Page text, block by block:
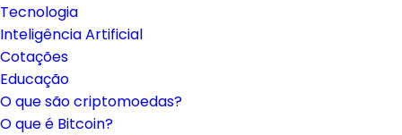
Tecnologia
Inteligência Artificial
Cotações
Educação
O que são criptomoedas?
O que é Bitcoin?